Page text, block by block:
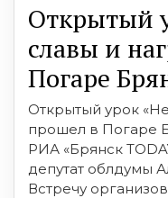
Открытый
славы и
Погаре
Открытый урок
прошел в Погаре
РИА «Брянск
депутат облдумы
Встречу